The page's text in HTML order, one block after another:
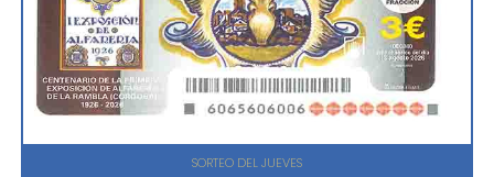
SORTEO DEL JUEVES